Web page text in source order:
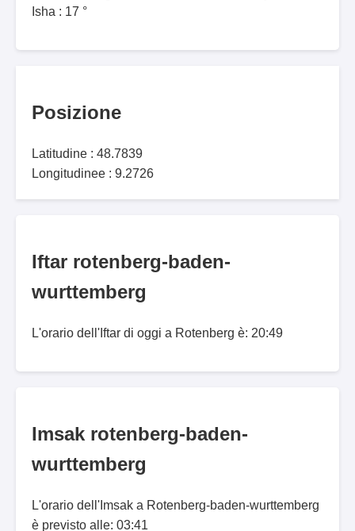
Isha : 17 °
Posizione
Latitudine : 48.7839
Longitudinee : 9.2726
Iftar rotenberg-baden-
wurttemberg
L'orario dell'Iftar di oggi a Rotenberg è: 20:49
Imsak rotenberg-baden-
wurttemberg
L'orario dell'Imsak a Rotenberg-baden-wurttemberg
è previsto alle: 03:41